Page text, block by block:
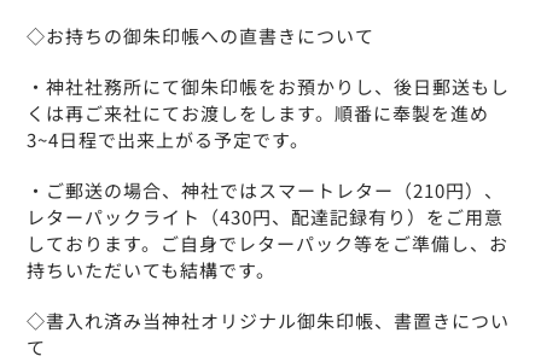
◇お持ちの御朱印帳への直書きについて
・神社社務所にて御朱印帳をお預かりし、後日郵送もし
くは再ご来社にてお渡しをします。順番に奉製を進め
3~4日程で出来上がる予定です。
・ご郵送の場合、神社ではスマートレター（210円）、
レターパックライト（430円、配達記録有り）をご用意
しております。ご自身でレターパック等をご準備し、お
持ちいただいても結構です。
◇書入れ済み当神社オリジナル御朱印帳、書置きについ
て